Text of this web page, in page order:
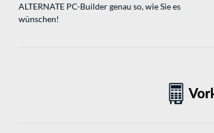
ALTERNATE PC-Builder genau so, wie Sie es
wünschen!